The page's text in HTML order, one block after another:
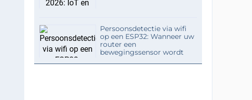
Persoonsdetectie via wifi
op een ESP32: Wanneer uw
router een
bewegingssensor wordt